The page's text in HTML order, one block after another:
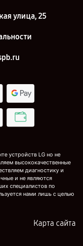
улица, 25
устройств LG но не
высококачественные
диагностику и
и не являются
специалистов по
нами лишь с целью
Карта сайта